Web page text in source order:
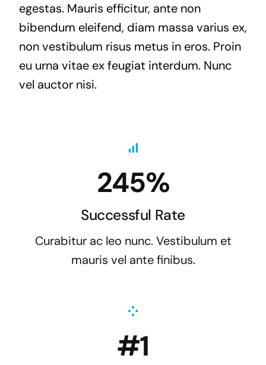
egestas. Mauris efficitur, ante non
bibendum eleifend, diam massa varius ex,
non vestibulum risus metus in eros. Proin
eu urna vitae ex feugiat interdum. Nunc
vel auctor nisi.
245%
Successful Rate
Curabitur ac leo nunc. Vestibulum et
mauris vel ante finibus.
#1